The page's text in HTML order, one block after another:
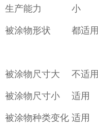
生产能力 小
被涂物形状 都适用
被涂物尺寸大 不适用
被涂物尺寸小 适用
被涂物种类变化 适用